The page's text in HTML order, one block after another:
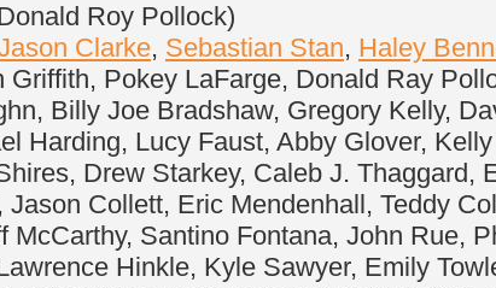
Roy Pollock)
Clarke, Sebastian Stan, Haley
Griffith, Pokey LaFarge, Donald Ray
Billy Joe Bradshaw, Gregory Kelly,
Harding, Lucy Faust, Abby Glover,
Drew Starkey, Caleb J. Thaggard,
Collett, Eric Mendenhall, Teddy
Santino Fontana, John Rue,
Hinkle, Kyle Sawyer, Emily